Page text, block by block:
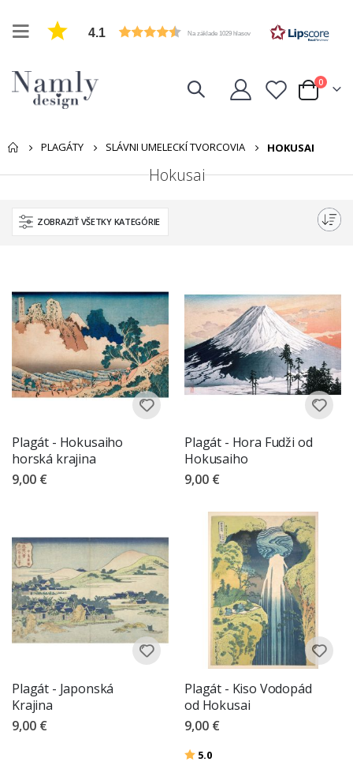
4.1 Na základe 1029 hlasov
Cart
0položky
PLAGÁTY SLÁVNI UMELECKÍ TVORCOVIA HOKUSAI
Hokusai
ZOBRAZIŤ VŠETKY KATEGÓRIE
Plagát - Hokusaiho
horská krajina
9,00 €
Plagát - Hora Fudži od
Hokusaiho
9,00 €
Plagát - Japonská
Krajina
9,00 €
Plagát - Kiso Vodopád
od Hokusai
9,00 €
Hodnotenie:
5.0